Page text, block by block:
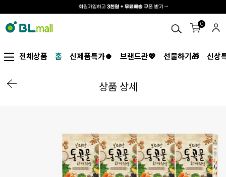
0
전체상품 홈 신제품특가🍀 브랜드관💖 선물하기🎁 신상
상품 상세